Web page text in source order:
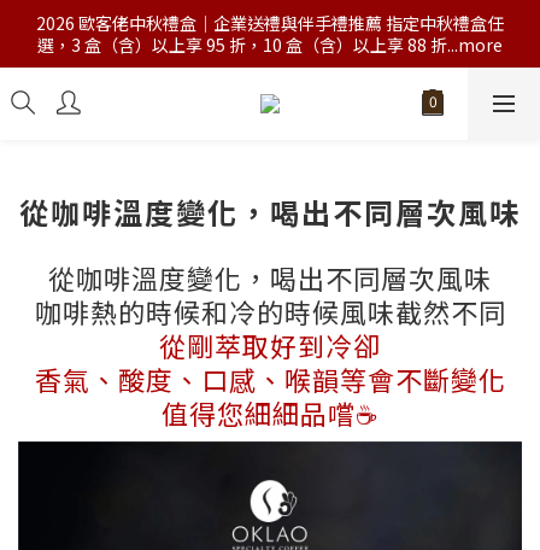
2026 歐客佬中秋禮盒｜企業送禮與伴手禮推薦 指定中秋禮盒任
選，3 盒（含）以上享 95 折，10 盒（含）以上享 88 折...more
從咖啡溫度變化，喝出不同層次風味
從咖啡溫度變化，喝出不同層次風味
咖啡熱的時候和冷的時候風味截然不同
從剛萃取好到冷卻
香氣、酸度、口感、喉韻等會不斷變化
值得您細細品嚐☕